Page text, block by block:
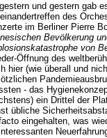
und gestern gab
des
im Berliner Pierre
Bevölkerung
von
Öffnung des
hier (wie überall und
- das
ein Drittel der
übliche
eingehalten, was